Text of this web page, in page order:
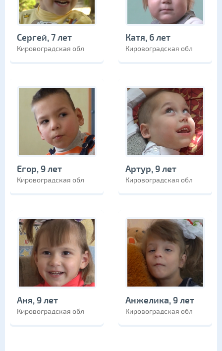
Сергей, 7 лет
Кировоградская обл
Катя, 6 лет
Кировоградская обл
Егор, 9 лет
Кировоградская обл
Артур, 9 лет
Кировоградская обл
Аня, 9 лет
Кировоградская обл
Анжелика, 9 лет
Кировоградская обл